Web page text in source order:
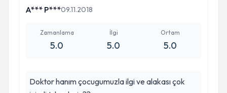
A*** P***09.11.2018
Zamanlama
5.0
İlgi
5.0
Ortam
5.0
Doktor hanım çocugumuzla ilgi ve alakası çok